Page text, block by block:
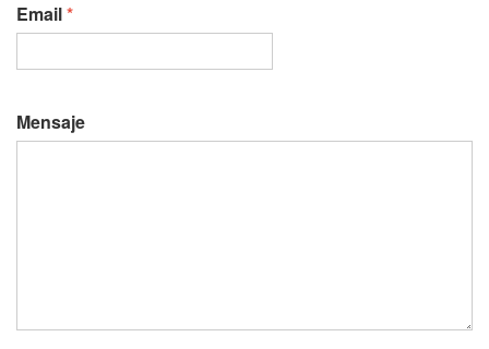
Email*
Mensaje